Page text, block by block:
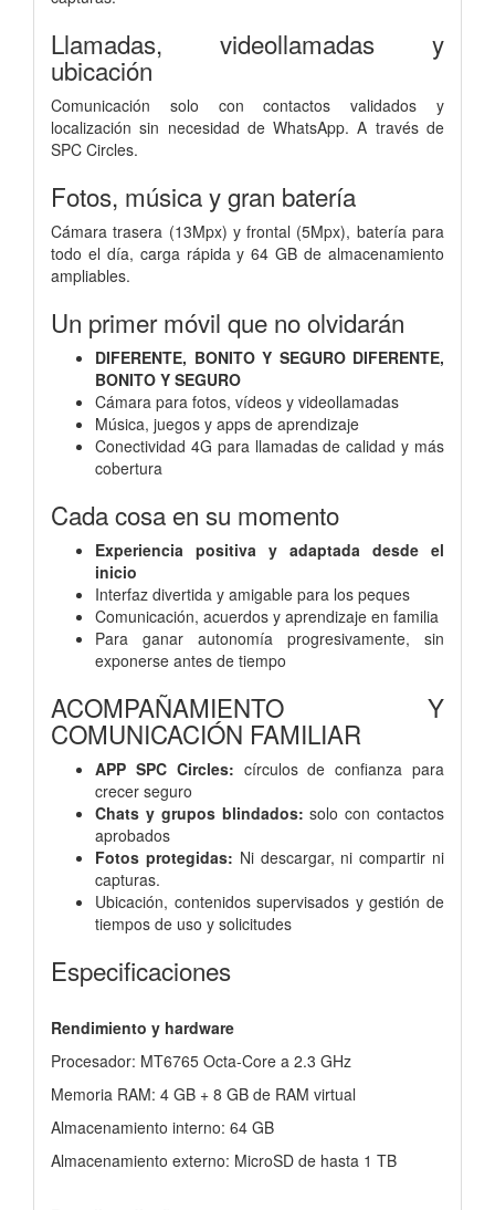
Llamadas, videollamadas y
ubicación
Comunicación solo con contactos validados y
localización sin necesidad de WhatsApp. A través de
SPC Circles.
Fotos, música y gran batería
Cámara trasera (13Mpx) y frontal (5Mpx), batería para
todo el día, carga rápida y 64 GB de almacenamiento
ampliables.
Un primer móvil que no olvidarán
DIFERENTE, BONITO Y SEGURO DIFERENTE,
BONITO Y SEGURO
Cámara para fotos, vídeos y videollamadas
Música, juegos y apps de aprendizaje
Conectividad 4G para llamadas de calidad y más
cobertura
Cada cosa en su momento
Experiencia positiva y adaptada desde el
inicio
Interfaz divertida y amigable para los peques
Comunicación, acuerdos y aprendizaje en familia
Para ganar autonomía progresivamente, sin
exponerse antes de tiempo
ACOMPAÑAMIENTO Y
COMUNICACIÓN FAMILIAR
APP SPC Circles: círculos de confianza para
crecer seguro
Chats y grupos blindados: solo con contactos
aprobados
Fotos protegidas: Ni descargar, ni compartir ni
capturas.
Ubicación, contenidos supervisados y gestión de
tiempos de uso y solicitudes
Especificaciones
Rendimiento y hardware
Procesador: MT6765 Octa-Core a 2.3 GHz
Memoria RAM: 4 GB + 8 GB de RAM virtual
Almacenamiento interno: 64 GB
Almacenamiento externo: MicroSD de hasta 1 TB